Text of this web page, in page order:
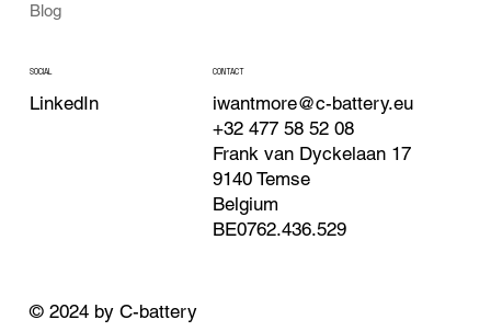
Blog
SOCIAL
LinkedIn
CONTACT
iwantmore@c-battery.eu
+32 477 58 52 08
Frank van Dyckelaan 17
9140 Temse
Belgium
BE0762.436.529
© 2024 by C-battery